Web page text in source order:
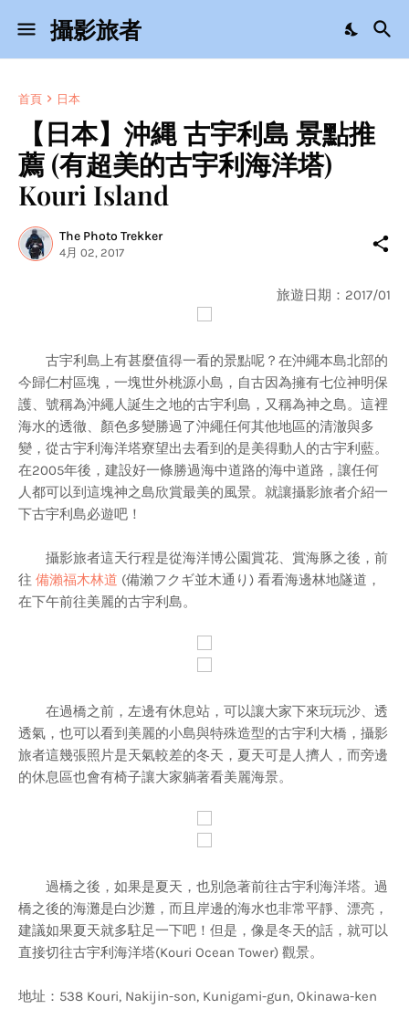
攝影旅者
首頁 日本
【日本】沖縄 古宇利島 景點推
薦 (有超美的古宇利海洋塔)
Kouri Island
The Photo Trekker
4月 02, 2017
旅遊日期：2017/01
古宇利島上有甚麼值得一看的景點呢？在沖繩本島北部的
今歸仁村區塊，一塊世外桃源小島，自古因為擁有七位神明保
護、號稱為沖繩人誕生之地的古宇利島，又稱為神之島。這裡
海水的透徹、顏色多變勝過了沖繩任何其他地區的清澈與多
變，從古宇利海洋塔寮望出去看到的是美得動人的古宇利藍。
在2005年後，建設好一條勝過海中道路的海中道路，讓任何
人都可以到這塊神之島欣賞最美的風景。就讓攝影旅者介紹一
下古宇利島必遊吧！
攝影旅者這天行程是從海洋博公園賞花、賞海豚之後，前
往 備瀨福木林道 (備瀨フクギ並木通り) 看看海邊林地隧道，
在下午前往美麗的古宇利島。
在過橋之前，左邊有休息站，可以讓大家下來玩玩沙、透
透氣，也可以看到美麗的小島與特殊造型的古宇利大橋，攝影
旅者這幾張照片是天氣較差的冬天，夏天可是人擠人，而旁邊
的休息區也會有椅子讓大家躺著看美麗海景。
過橋之後，如果是夏天，也別急著前往古宇利海洋塔。過
橋之後的海灘是白沙灘，而且岸邊的海水也非常平靜、漂亮，
建議如果夏天就多駐足一下吧！但是，像是冬天的話，就可以
直接切往古宇利海洋塔(Kouri Ocean Tower) 觀景。
地址：538 Kouri, Nakijin-son, Kunigami-gun, Okinawa-ken